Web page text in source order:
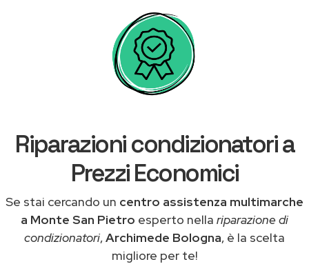
Riparazioni condizionatori a
Prezzi Economici
Se stai cercando un centro assistenza multimarche
a Monte San Pietro esperto nella riparazione di
condizionatori,Archimede Bologna, è la scelta
migliore per te!